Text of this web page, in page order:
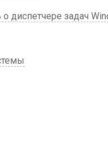
диспетчере задач